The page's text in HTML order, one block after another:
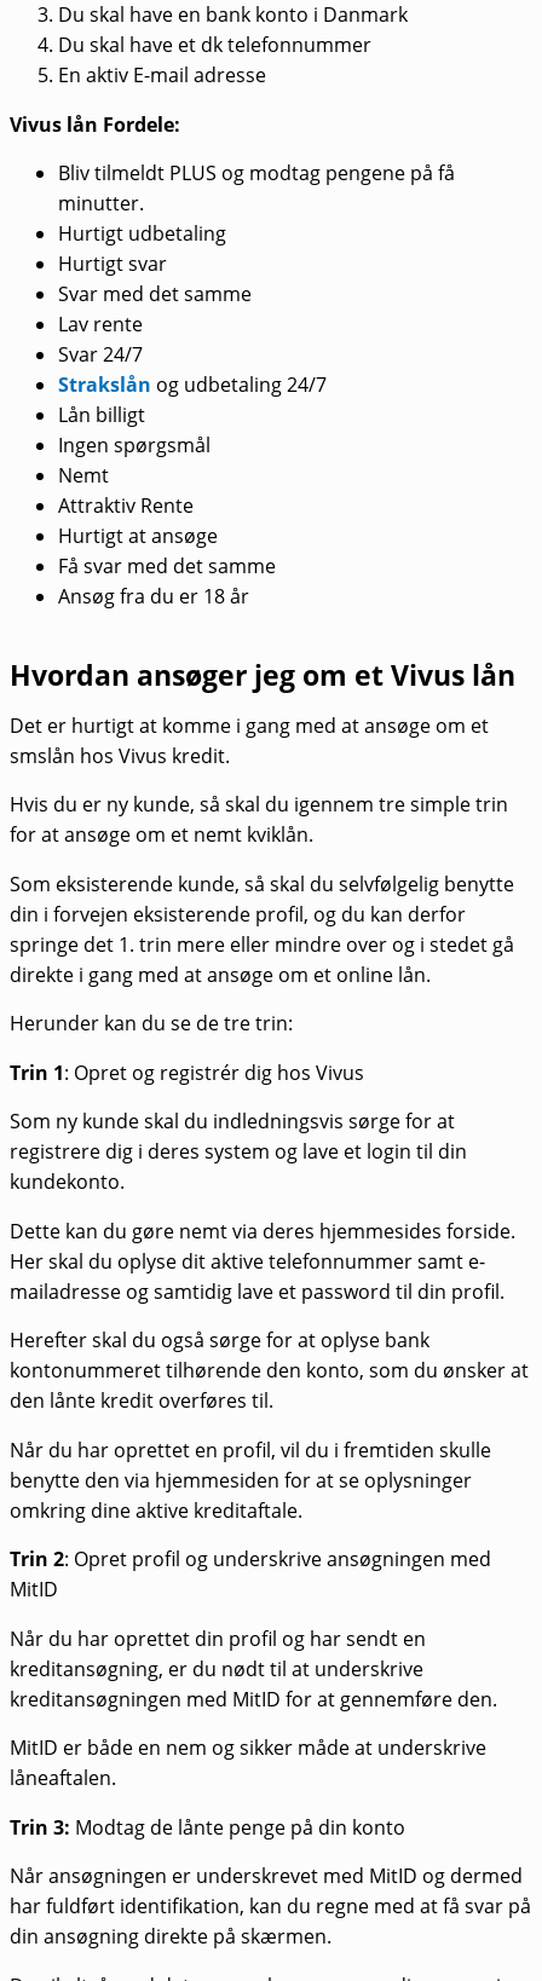
Du skal have en bank konto i Danmark
Du skal have et dk telefonnummer
En aktiv E-mail adresse
Vivus lån Fordele:
Bliv tilmeldt PLUS og modtag pengene på få
minutter.
Hurtigt udbetaling
Hurtigt svar
Svar med det samme
Lav rente
Svar 24/7
Strakslån og udbetaling 24/7
Lån billigt
Ingen spørgsmål
Nemt
Attraktiv Rente
Hurtigt at ansøge
Få svar med det samme
Ansøg fra du er 18 år
Hvordan ansøger jeg om et Vivus lån
Det er hurtigt at komme i gang med at ansøge om et
smslån hos Vivus kredit.
Hvis du er ny kunde, så skal du igennem tre simple trin
for at ansøge om et nemt kviklån.
Som eksisterende kunde, så skal du selvfølgelig benytte
din i forvejen eksisterende profil, og du kan derfor
springe det 1. trin mere eller mindre over og i stedet gå
direkte i gang med at ansøge om et online lån.
Herunder kan du se de tre trin:
Trin 1: Opret og registrér dig hos Vivus
Som ny kunde skal du indledningsvis sørge for at
registrere dig i deres system og lave et login til din
kundekonto.
Dette kan du gøre nemt via deres hjemmesides forside.
Her skal du oplyse dit aktive telefonnummer samt e-
mailadresse og samtidig lave et password til din profil.
Herefter skal du også sørge for at oplyse bank
kontonummeret tilhørende den konto, som du ønsker at
den lånte kredit overføres til.
Når du har oprettet en profil, vil du i fremtiden skulle
benytte den via hjemmesiden for at se oplysninger
omkring dine aktive kreditaftale.
Trin 2: Opret profil og underskrive ansøgningen med
MitID
Når du har oprettet din profil og har sendt en
kreditansøgning, er du nødt til at underskrive
kreditansøgningen med MitID for at gennemføre den.
MitID er både en nem og sikker måde at underskrive
låneaftalen.
Trin 3: Modtag de lånte penge på din konto
Når ansøgningen er underskrevet med MitID og dermed
har fuldført identifikation, kan du regne med at få svar på
din ansøgning direkte på skærmen.